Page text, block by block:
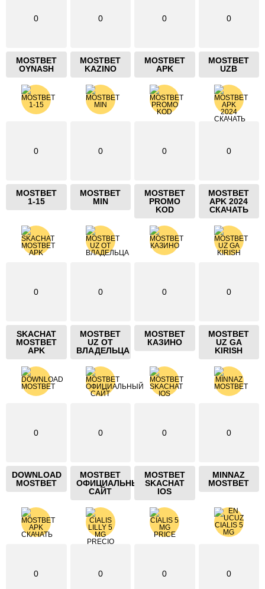
0
MOSTBET
OYNASH
0
MOSTBET
KAZINO
0
MOSTBET
APK
0
MOSTBET
UZB
0
MOSTBET
1-15
0
MOSTBET
MIN
0
MOSTBET
PROMO
KOD
0
MOSTBET
APK 2024
СКАЧАТЬ
0
SKACHAT
MOSTBET
APK
0
MOSTBET
UZ ОТ
ВЛАДЕЛЬЦА
0
MOSTBET
КАЗИНО
0
MOSTBET
UZ GA
KIRISH
0
DOWNLOAD
MOSTBET
0
MOSTBET
ОФИЦИАЛЬНЫЙ
САЙТ
0
MOSTBET
SKACHAT
IOS
0
MINNAZ
MOSTBET
0 0 0 0